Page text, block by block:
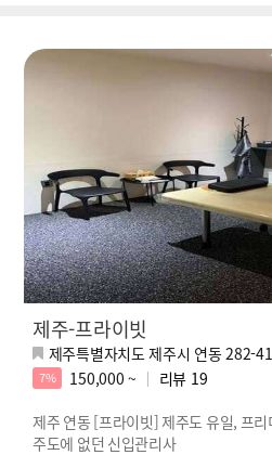
제주-프라이빗
제주특별자치도 제주시 연동 282-41
7% 150,000 ~ 리뷰 19
제주 연동 [프라이빗] 제주도 유일, 프
주도에 없던 신입관리사